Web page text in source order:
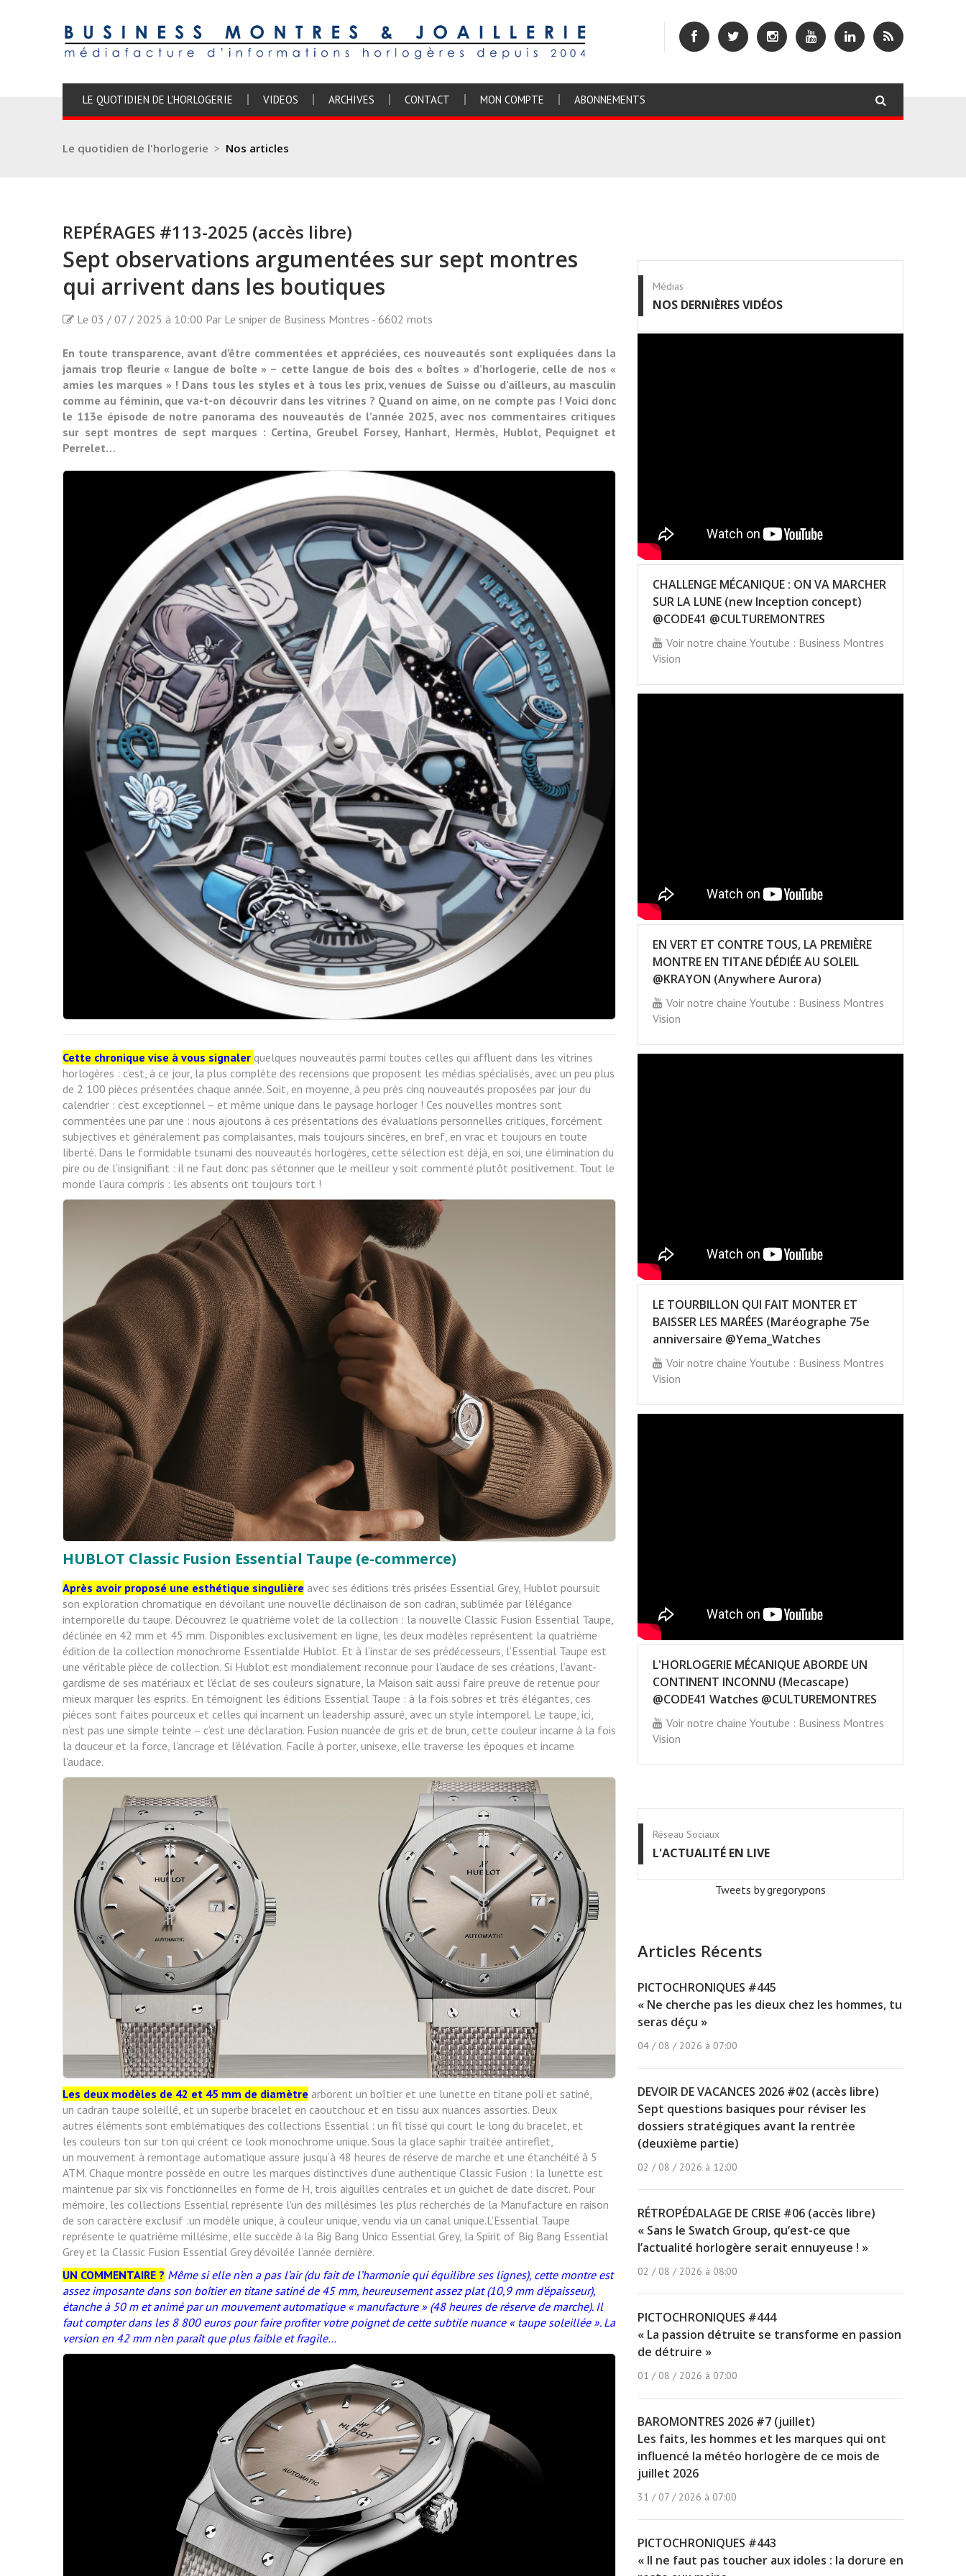
LE QUOTIDIEN DE L'HORLOGERIE VIDEOS ARCHIVES CONTACT MON COMPTE ABONNEMENTS
Le quotidien de l'horlogerie > Nos articles
REPÉRAGES #113-2025 (accès libre)
Sept observations argumentées sur sept montres
qui arrivent dans les boutiques
Le 03 / 07 / 2025 à 10:00 Par Le sniper de Business Montres - 6602 mots
En toute transparence, avant d’être commentées et appréciées, ces nouveautés sont expliquées dans la
jamais trop fleurie « langue de boîte » – cette langue de bois des « boîtes » d’horlogerie, celle de nos «
amies les marques » ! Dans tous les styles et à tous les prix, venues de Suisse ou d’ailleurs, au masculin
comme au féminin, que va-t-on découvrir dans les vitrines ? Quand on aime, on ne compte pas ! Voici donc
le 113e épisode de notre panorama des nouveautés de l’année 2025, avec nos commentaires critiques
sur sept montres de sept marques : Certina, Greubel Forsey, Hanhart, Hermès, Hublot, Pequignet et
Perrelet…
Cette chronique vise à vous signaler quelques nouveautés parmi toutes celles qui affluent dans les vitrines
horlogères : c’est, à ce jour, la plus complète des recensions que proposent les médias spécialisés, avec un peu plus
de 2 100 pièces présentées chaque année. Soit, en moyenne, à peu près cinq nouveautés proposées par jour du
calendrier : c’est exceptionnel – et même unique dans le paysage horloger ! Ces nouvelles montres sont
commentées une par une : nous ajoutons à ces présentations des évaluations personnelles critiques, forcément
subjectives et généralement pas complaisantes, mais toujours sincères, en bref, en vrac et toujours en toute
liberté. Dans le formidable tsunami des nouveautés horlogères, cette sélection est déjà, en soi, une élimination du
pire ou de l’insignifiant : il ne faut donc pas s’étonner que le meilleur y soit commenté plutôt positivement. Tout le
monde l’aura compris : les absents ont toujours tort !
HUBLOT Classic Fusion Essential Taupe (e-commerce)
Après avoir proposé une esthétique singulière avec ses éditions très prisées Essential Grey, Hublot poursuit
son exploration chromatique en dévoilant une nouvelle déclinaison de son cadran, sublimée par l’élégance
intemporelle du taupe. Découvrez le quatrième volet de la collection : la nouvelle Classic Fusion Essential Taupe,
déclinée en 42 mm et 45 mm. Disponibles exclusivement en ligne, les deux modèles représentent la quatrième
édition de la collection monochrome Essentialde Hublot. Et à l’instar de ses prédécesseurs, l’Essential Taupe est
une véritable pièce de collection. Si Hublot est mondialement reconnue pour l’audace de ses créations, l’avant-
gardisme de ses matériaux et l’éclat de ses couleurs signature, la Maison sait aussi faire preuve de retenue pour
mieux marquer les esprits. En témoignent les éditions Essential Taupe : à la fois sobres et très élégantes, ces
pièces sont faites pourceux et celles qui incarnent un leadership assuré, avec un style intemporel. Le taupe, ici,
n’est pas une simple teinte – c’est une déclaration. Fusion nuancée de gris et de brun, cette couleur incarne à la fois
la douceur et la force, l’ancrage et l’élévation. Facile à porter, unisexe, elle traverse les époques et incarne
l'audace.
Les deux modèles de 42 et 45 mm de diamètre arborent un boîtier et une lunette en titane poli et satiné,
un cadran taupe soleillé, et un superbe bracelet en caoutchouc et en tissu aux nuances assorties. Deux
autres éléments sont emblématiques des collections Essential : un fil tissé qui court le long du bracelet, et
les couleurs ton sur ton qui créent ce look monochrome unique. Sous la glace saphir traitée antireflet,
un mouvement à remontage automatique assure jusqu’à 48 heures de réserve de marche et une étanchéité à 5
ATM. Chaque montre possède en outre les marques distinctives d’une authentique Classic Fusion : la lunette est
maintenue par six vis fonctionnelles en forme de H, trois aiguilles centrales et un guichet de date discret. Pour
mémoire, les collections Essential représente l'un des millésimes les plus recherchés de la Manufacture en raison
de son caractère exclusif :un modèle unique, à couleur unique, vendu via un canal unique.L’Essential Taupe
représente le quatrième millésime, elle succède à la Big Bang Unico Essential Grey, la Spirit of Big Bang Essential
Grey et la Classic Fusion Essential Grey dévoilée l’année dernière.
UN COMMENTAIRE ? Même si elle n’en a pas l’air (du fait de l’harmonie qui équilibre ses lignes), cette montre est
assez imposante dans son boîtier en titane satiné de 45 mm, heureusement assez plat (10,9 mm d’épaisseur),
étanche à 50 m et animé par un mouvement automatique « manufacture » (48 heures de réserve de marche). Il
faut compter dans les 8 800 euros pour faire profiter votre poignet de cette subtile nuance « taupe soleillée ». La
version en 42 mm n’en paraît que plus faible et fragile…
Médias
NOS DERNIÈRES VIDÉOS
CHALLENGE MÉCANIQUE : ON VA MARCHER
SUR LA LUNE (new Inception concept)
@CODE41 @CULTUREMONTRES
Voir notre chaine Youtube : Business Montres
Vision
EN VERT ET CONTRE TOUS, LA PREMIÈRE
MONTRE EN TITANE DÉDIÉE AU SOLEIL
@KRAYON (Anywhere Aurora)
Voir notre chaine Youtube : Business Montres
Vision
LE TOURBILLON QUI FAIT MONTER ET
BAISSER LES MARÉES (Maréographe 75e
anniversaire @Yema_Watches
Voir notre chaine Youtube : Business Montres
Vision
L'HORLOGERIE MÉCANIQUE ABORDE UN
CONTINENT INCONNU (Mecascape)
@CODE41 Watches @CULTUREMONTRES
Voir notre chaine Youtube : Business Montres
Vision
Réseau Sociaux
L'ACTUALITÉ EN LIVE
Tweets by gregorypons
Articles Récents
PICTOCHRONIQUES #445
« Ne cherche pas les dieux chez les hommes, tu
seras déçu »
04 / 08 / 2026 à 07:00
DEVOIR DE VACANCES 2026 #02 (accès libre)
Sept questions basiques pour réviser les
dossiers stratégiques avant la rentrée
(deuxième partie)
02 / 08 / 2026 à 12:00
RÉTROPÉDALAGE DE CRISE #06 (accès libre)
« Sans le Swatch Group, qu’est-ce que
l’actualité horlogère serait ennuyeuse ! »
02 / 08 / 2026 à 08:00
PICTOCHRONIQUES #444
« La passion détruite se transforme en passion
de détruire »
01 / 08 / 2026 à 07:00
BAROMONTRES 2026 #7 (juillet)
Les faits, les hommes et les marques qui ont
influencé la météo horlogère de ce mois de
juillet 2026
31 / 07 / 2026 à 07:00
PICTOCHRONIQUES #443
« Il ne faut pas toucher aux idoles : la dorure en